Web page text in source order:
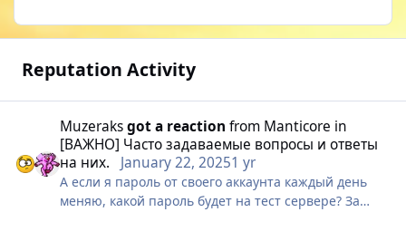
Reputation Activity
Muzeraksgot a reaction from Manticore in
[ВАЖНО] Часто задаваемые вопросы и ответы
на них.
January 22, 20251 yr
А если я пароль от своего аккаунта каждый день
меняю, какой пароль будет на тест сервере? За